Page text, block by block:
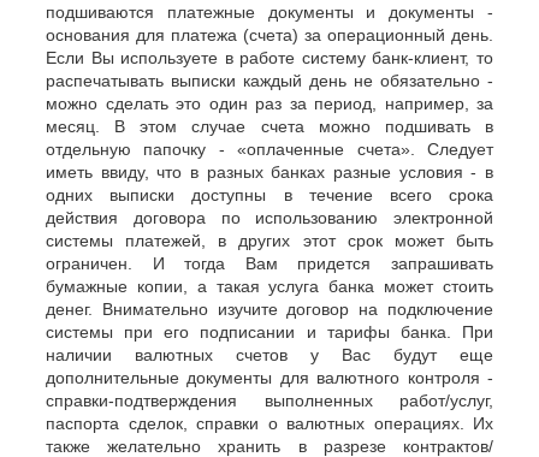
подшиваются платежные документы и документы -
основания для платежа (счета) за операционный день.
Если Вы используете в работе систему банк-клиент, то
распечатывать выписки каждый день не обязательно -
можно сделать это один раз за период, например, за
месяц. В этом случае счета можно подшивать в
отдельную папочку - «оплаченные счета». Следует
иметь ввиду, что в разных банках разные условия - в
одних выписки доступны в течение всего срока
действия договора по использованию электронной
системы платежей, в других этот срок может быть
ограничен. И тогда Вам придется запрашивать
бумажные копии, а такая услуга банка может стоить
денег. Внимательно изучите договор на подключение
системы при его подписании и тарифы банка. При
наличии валютных счетов у Вас будут еще
дополнительные документы для валютного контроля -
справки-подтверждения выполненных работ/услуг,
паспорта сделок, справки о валютных операциях. Их
также желательно хранить в разрезе контрактов/